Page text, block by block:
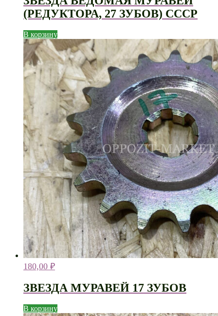
(РЕДУКТОРА, 27 ЗУБОВ) СССР
В корзину
180,00 ₽
ЗВЕЗДА МУРАВЕЙ 17 ЗУБОВ
В корзину